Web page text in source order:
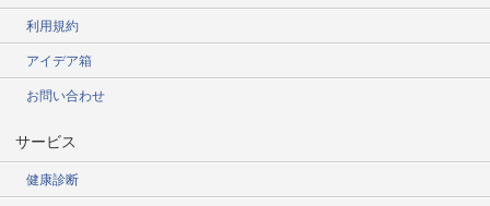
利用規約
アイデア箱
お問い合わせ
サービス
健康診断